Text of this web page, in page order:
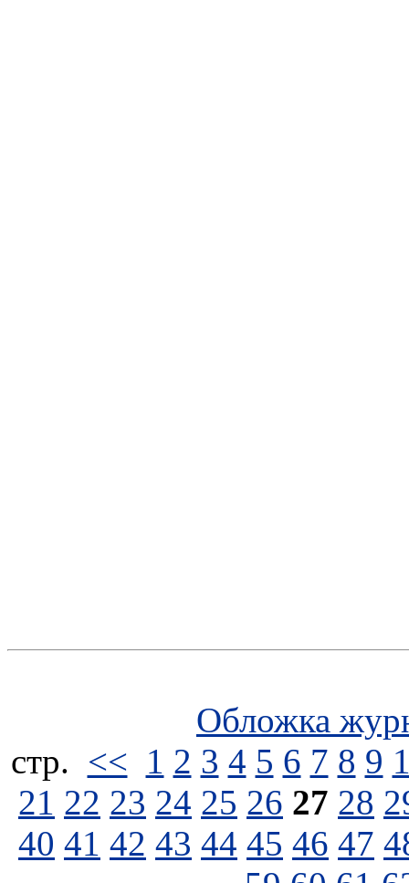
Обложка
стp. << 1 2 3 4 5 6 7 8 9
21 22 23 24 25 26 27 28
40 41 42 43 44 45 46 47